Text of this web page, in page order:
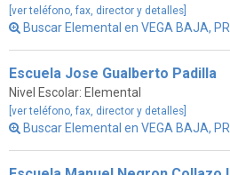
[ver teléfono, fax, director y detalles]
Buscar Elemental en VEGA BAJA, PR
Escuela Jose Gualberto Padilla
Nivel Escolar: Elemental
[ver teléfono, fax, director y detalles]
Buscar Elemental en VEGA BAJA, PR